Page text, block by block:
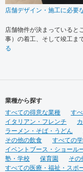
店舗デザイン・施工に必要
店舗物件が決まっていると
事）の着工、そして竣工ま
る
業種から探す
すべての得意な業種
す
イタリアン・フレンチ
ラーメン・そば・うどん
その他の飲食
すべての
イベントブース・ショール
塾・学校
保育園
その
すべての医療・福祉・スポ